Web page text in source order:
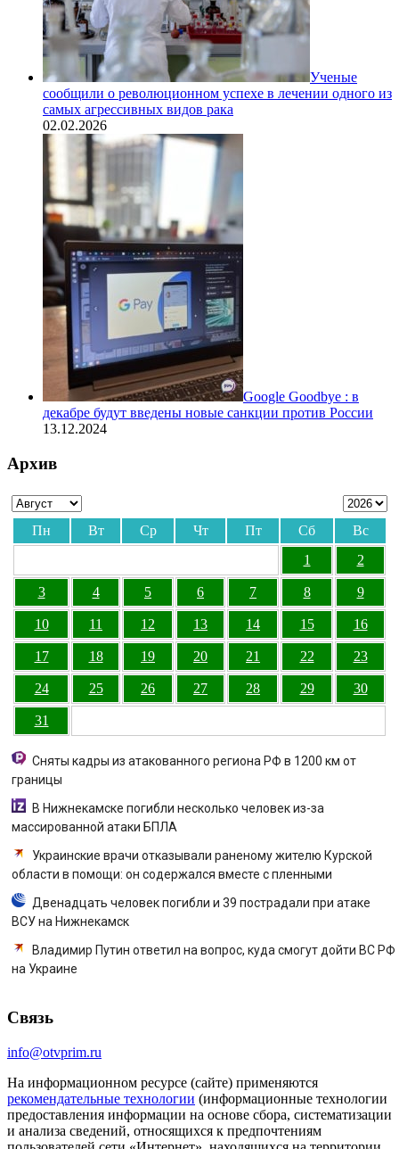
Ученые
сообщили о революционном успехе в лечении одного из
самых агрессивных видов рака
02.02.2026
Google Goodbye : в
декабре будут введены новые санкции против России
13.12.2024
Архив
Пн Вт Ср Чт Пт Сб
Вс
1
2
3 4 5 6 7 8 9
10 11 12 13 14 15 16
17 18 19 20 21 22 23
24 25 26 27 28 29 30
31
Сняты кадры из атакованного региона РФ в 1200 км от
границы
В Нижнекамске погибли несколько человек из-за
массированной атаки БПЛА
Украинские врачи отказывали раненому жителю Курской
области в помощи: он содержался вместе с пленными
Двенадцать человек погибли и 39 пострадали при атаке
ВСУ на Нижнекамск
Владимир Путин ответил на вопрос, куда смогут дойти ВС РФ
на Украине
Связь
info@otvprim.ru
На информационном ресурсе (сайте) применяются
рекомендательные технологии (информационные технологии
предоставления информации на основе сбора, систематизации
и анализа сведений, относящихся к предпочтениям